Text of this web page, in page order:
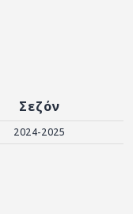
Σεζόν
2024-2025